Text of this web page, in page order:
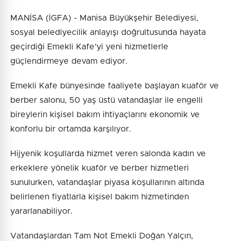
MANİSA (İGFA) - Manisa Büyükşehir Belediyesi,
sosyal belediyecilik anlayışı doğrultusunda hayata
geçirdiği Emekli Kafe’yi yeni hizmetlerle
güçlendirmeye devam ediyor.
Emekli Kafe bünyesinde faaliyete başlayan kuaför ve
berber salonu, 50 yaş üstü vatandaşlar ile engelli
bireylerin kişisel bakım ihtiyaçlarını ekonomik ve
konforlu bir ortamda karşılıyor.
Hijyenik koşullarda hizmet veren salonda kadın ve
erkeklere yönelik kuaför ve berber hizmetleri
sunulurken, vatandaşlar piyasa koşullarının altında
belirlenen fiyatlarla kişisel bakım hizmetinden
yararlanabiliyor.
Vatandaşlardan Tam Not Emekli Doğan Yalçın,